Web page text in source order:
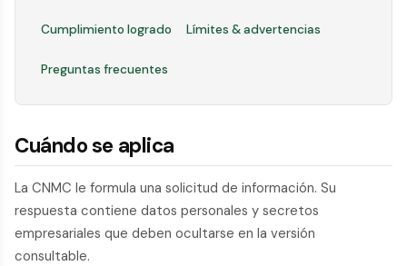
Cumplimiento logrado Límites & advertencias
Preguntas frecuentes
Cuándo se aplica
La CNMC le formula una solicitud de información. Su
respuesta contiene datos personales y secretos
empresariales que deben ocultarse en la versión
consultable.